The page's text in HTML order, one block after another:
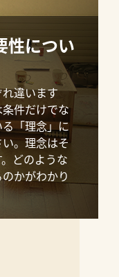
性につい
違います
件だけでな
「理念」に
。理念はそ
どのような
かがわかり